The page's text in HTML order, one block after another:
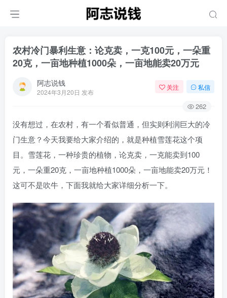
农村冷门暴利生意：论克卖，一克100元，一朵重
20克，一亩地种植1000朵，一亩地能卖20万元
阿志说钱
2024年3月20日 发布
关注 私信
262
没有想过，在农村，有一个看似普通，但实则利润巨大的冷
门生意？今天我要给大家介绍的，就是种植雪莲花这个项
目。雪莲花，一种珍贵的植物，论克卖，一克能卖到100
元，一朵重20克，一亩地种植1000朵，一亩地能卖20万元！
这可不是吹牛，下面我就给大家详细分析一下。